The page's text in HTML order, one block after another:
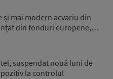
și mai modern acvariu din
din fonduri europene,…
suspendat nouă luni de
la controlul